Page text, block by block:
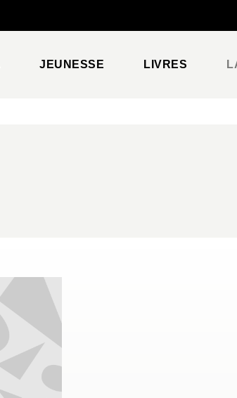
JEUNESSE LIVRES